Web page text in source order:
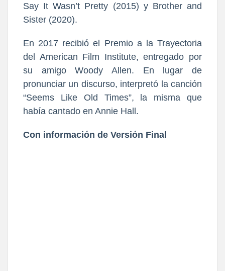
Say It Wasn’t Pretty (2015) y Brother and
Sister (2020).
En 2017 recibió el Premio a la Trayectoria
del American Film Institute, entregado por
su amigo Woody Allen. En lugar de
pronunciar un discurso, interpretó la canción
“Seems Like Old Times”, la misma que
había cantado en Annie Hall.
Con información de Versión Final